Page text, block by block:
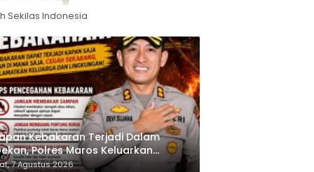
Sekilas Indonesia
Kebakaran Terjadi Dalam
Polres Maros Keluarkan
kepada Masyarakat
7 Agustus 2026